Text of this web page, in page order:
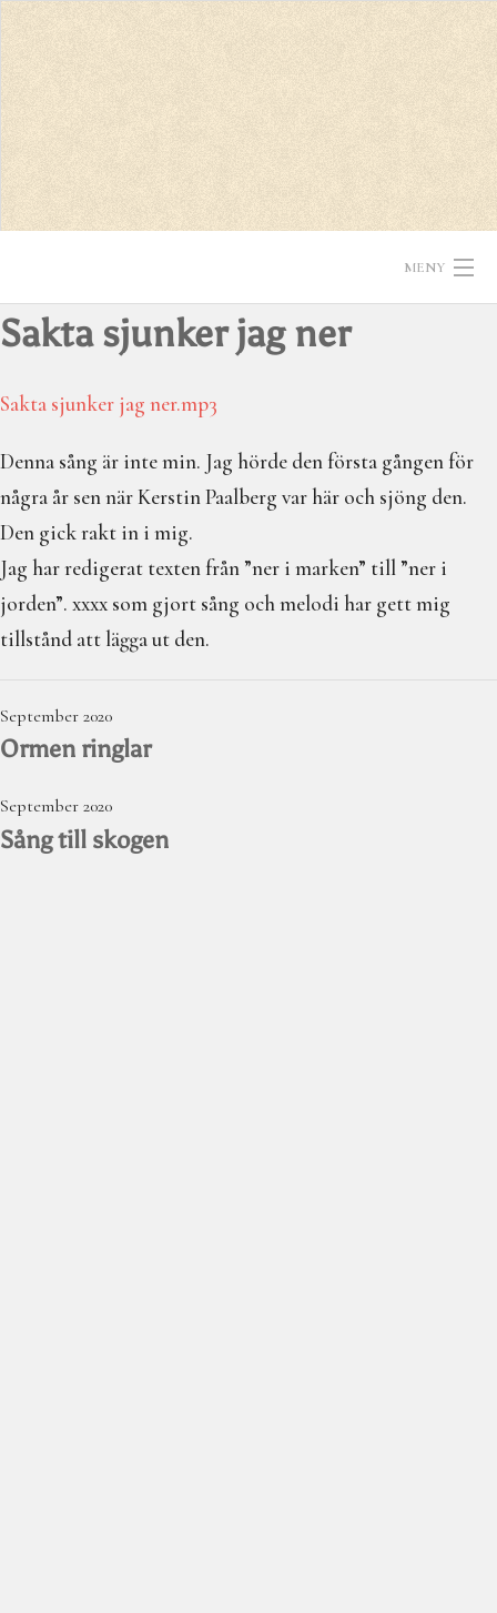
MENY
Hem
I en galen värld
Galdrar
Aktiviteter
Sakta sjunker jag ner
Sakta sjunker jag ner.mp3
Denna sång är inte min. Jag hörde den första gången för
några år sen när Kerstin Paalberg var här och sjöng den.
Den gick rakt in i mig.
Jag har redigerat texten från ”ner i marken” till ”ner i
jorden”. xxxx som gjort sång och melodi har gett mig
tillstånd att lägga ut den.
September 2020
Ormen ringlar
September 2020
Sång till skogen